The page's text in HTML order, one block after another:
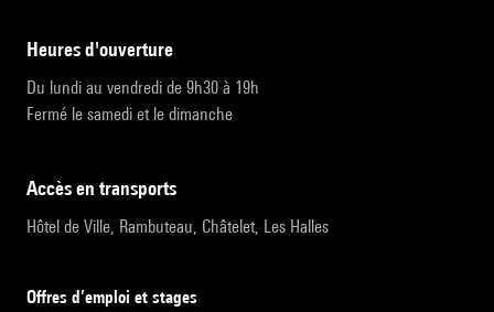
heures d'ouverture
Du lundi au vendredi de 9h30 à 19h
Fermé le samedi et le dimanche
accès en transports
Hôtel de Ville, Rambuteau, Châtelet, Les Halles
Offres d’emploi et stages